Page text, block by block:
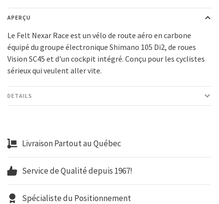
APERÇU
Le Felt Nexar Race est un vélo de route aéro en carbone
équipé du groupe électronique Shimano 105 Di2, de roues
Vision SC45 et d'un cockpit intégré. Conçu pour les cyclistes
sérieux qui veulent aller vite.
DETAILS
Livraison Partout au Québec
Service de Qualité depuis 1967!
Spécialiste du Positionnement